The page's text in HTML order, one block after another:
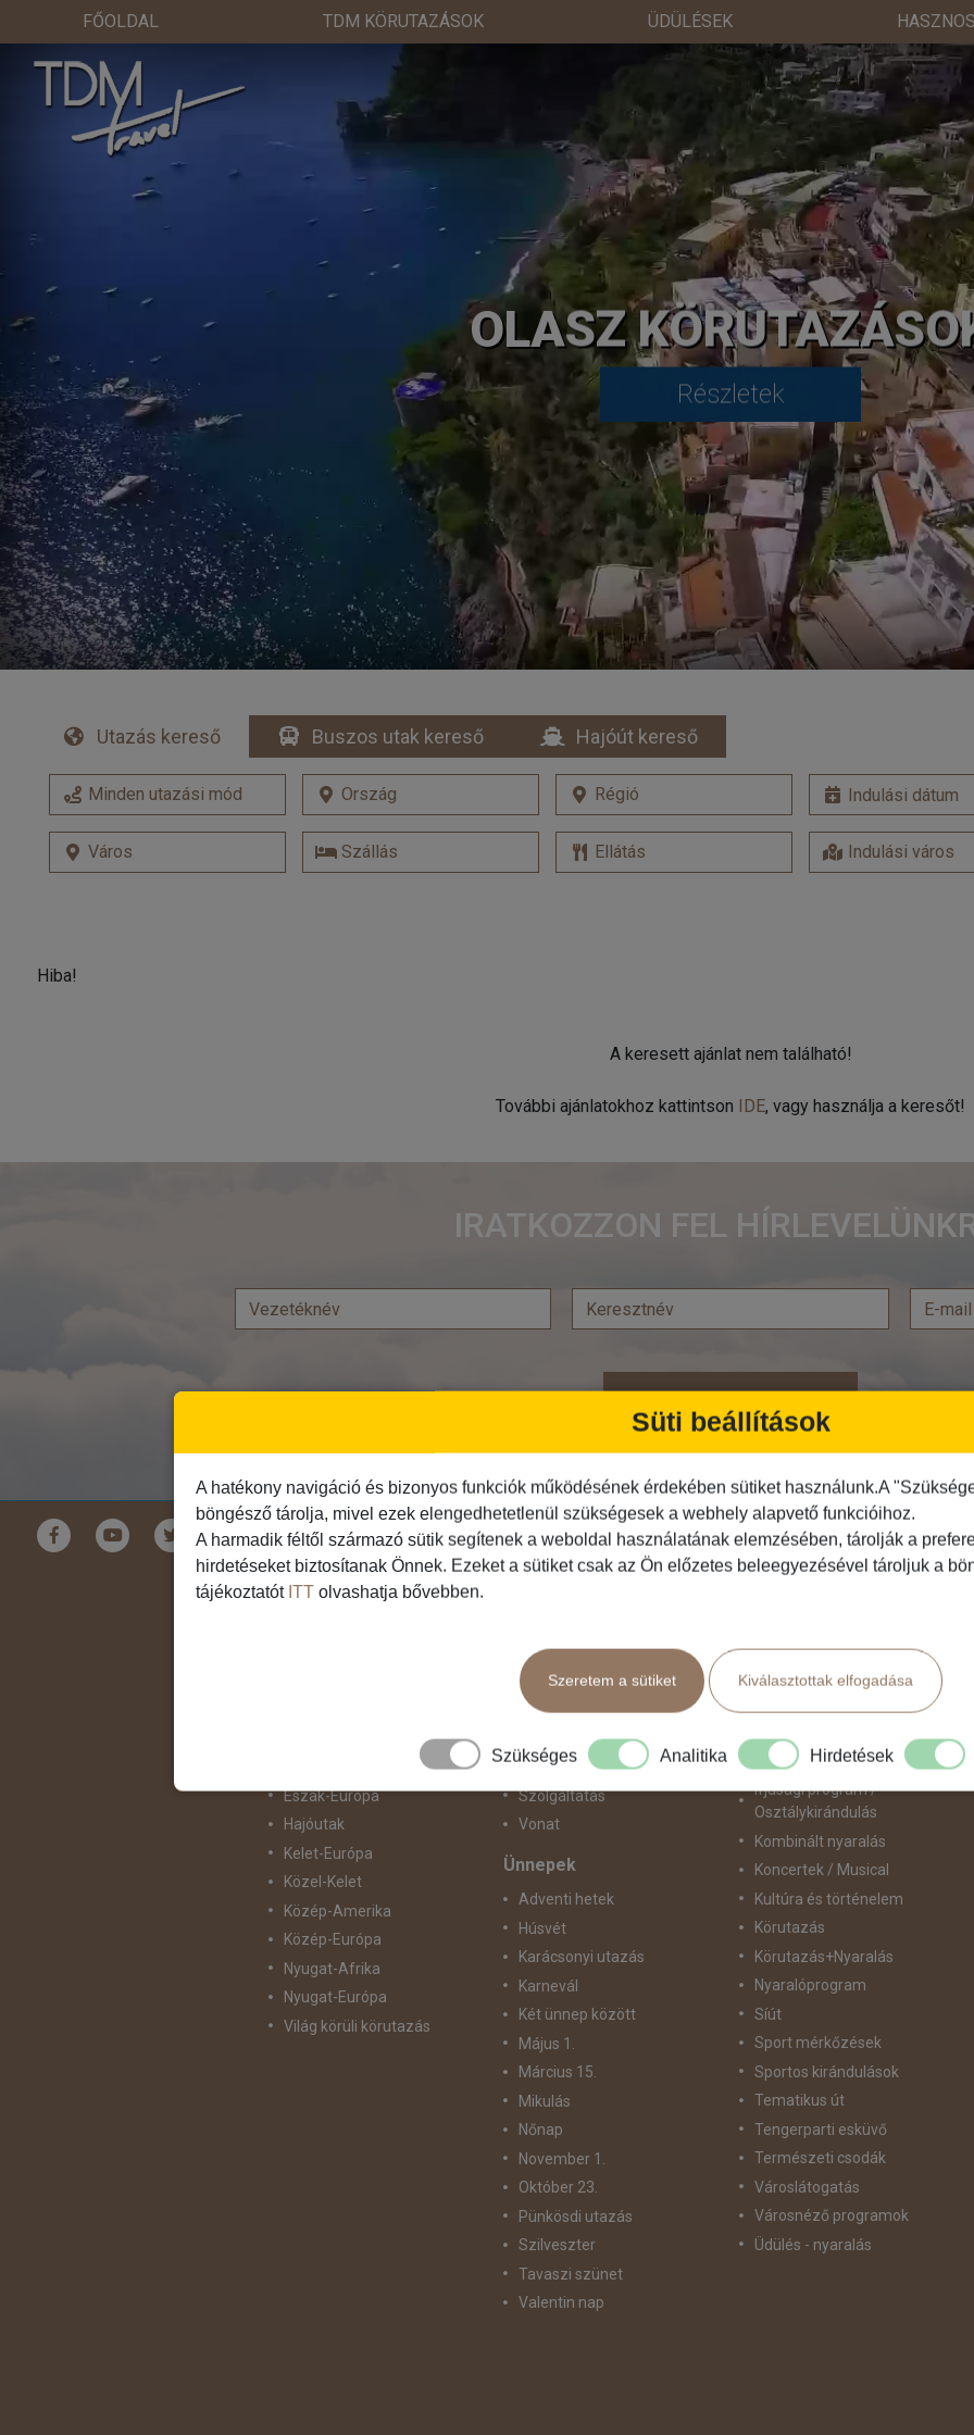
FŐOLDAL TDM KÖRUTAZÁSOK ÜDÜLÉSEK
OLASZ
Részletek
Utazás kereső Buszos utak kereső Hajóút kereső
Hiba!
A keresett ajánlat nem található!
További ajánlatokhoz kattintson IDE, vagy használja a keresőt!
IRATKOZZON FEL
Feliratkozás
Földrészek
Ausztrália
Ázsia
Észak-Európa
Hajóutak
Kelet-Európa
Közel-Kelet
Közép-Amerika
Közép-Európa
Nyugat-Afrika
Nyugat-Európa
Világ körüli körutazás
Közlekedés
Busszal
Fly & Drive
Hajó
repülő+busz
repülő+hajó
Repülővel
Szolgáltatás
Vonat
Ünnepek
Adventi hetek
Húsvét
Karácsonyi utazás
Karnevál
Két ünnep között
Május 1.
Március 15.
Mikulás
Nőnap
November 1.
Október 23.
Pünkösdi utazás
Szilveszter
Tavaszi szünet
Valentin nap
Programtípus
1 napos utak
Egzotikus út
Fesztiválok
Golfút
Gyalogtúra
Hajóút
Ifjúsági program /
Osztálykirándulás
Kombinált nyaralás
Koncertek / Musical
Kultúra és történelem
Körutazás
Körutazás+Nyaralás
Nyaralóprogram
Síút
Sport mérkőzések
Sportos kirándulások
Tematikus út
Tengerparti esküvő
Természeti csodák
Városlátogatás
Városnéző programok
Üdülés - nyaralás
Süti beállítások
A hatékony navigáció és bizonyos funkciók működésének érdekében sütiket használunk.A
böngésző tárolja, mivel ezek elengedhetetlenül szükségesek a webhely alapvető funkcióihoz.
A harmadik féltől származó sütik segítenek a weboldal használatának elemzésében, tárolják a
hirdetéseket biztosítanak Önnek. Ezeket a sütiket csak az Ön előzetes beleegyezésével tároljuk a
tájékoztatót ITT olvashatja bővebben.
Szeretem a sütiket Kiválasztottak elfogadása
Szükséges Analitika Hirdetések